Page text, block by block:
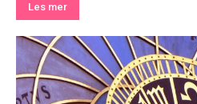
Les mer